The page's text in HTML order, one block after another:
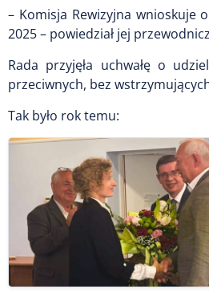
– Komisja Rewizyjna wnioskuje
2025 – powiedział jej
Rada przyjęła uchwałę o
przeciwnych, bez
Tak było rok temu: